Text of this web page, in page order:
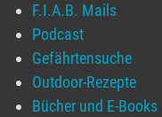
F.I.A.B. Mails
Podcast
Gefährtensuche
Outdoor-Rezepte
Bücher und E-Books